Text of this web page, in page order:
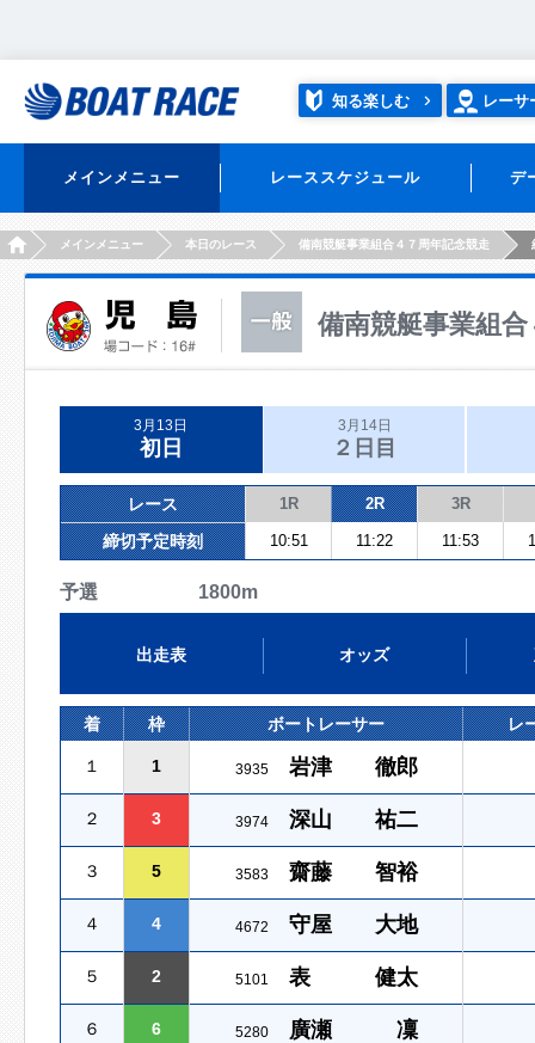
知る楽しむ レーサ
メインメニュー レーススケジュール デ
HOMEメインメニュー 本日のレース 備南競艇事業組合４７周年記念競走
備南競艇事業組
3月13日
初日
3月14日
２日目
レース 1R 2R 3R
締切予定時刻 10:51 11:22 11:53
予選 1800m
出走表 オッズ
着 枠 ボートレーサー レ
１ 1 3935 岩津 徹郎
２ 3 3974 深山 祐二
３ 5 3583 齋藤 智裕
４ 4 4672 守屋 大地
５ 2 5101 表 健太
６ 6 5280 廣瀬 凜